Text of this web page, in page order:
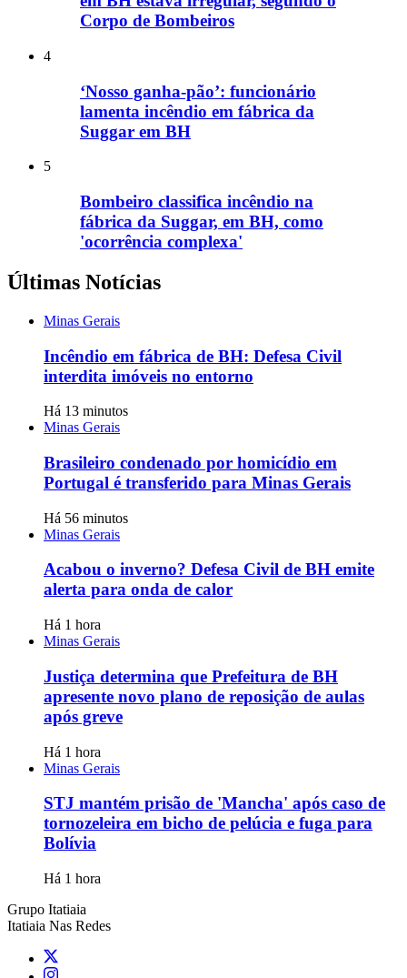
Corpo de Bombeiros
4
‘Nosso ganha-pão’: funcionário
lamenta incêndio em fábrica da
Suggar em BH
5
Bombeiro classifica incêndio na
fábrica da Suggar, em BH, como
'ocorrência complexa'
Últimas Notícias
Minas Gerais
Incêndio em fábrica de BH: Defesa Civil
interdita imóveis no entorno
Há 13 minutos
Minas Gerais
Brasileiro condenado por homicídio em
Portugal é transferido para Minas Gerais
Há 56 minutos
Minas Gerais
Acabou o inverno? Defesa Civil de BH emite
alerta para onda de calor
Há 1 hora
Minas Gerais
Justiça determina que Prefeitura de BH
apresente novo plano de reposição de aulas
após greve
Há 1 hora
Minas Gerais
STJ mantém prisão de 'Mancha' após caso de
tornozeleira em bicho de pelúcia e fuga para
Bolívia
Há 1 hora
Grupo Itatiaia
Itatiaia Nas Redes